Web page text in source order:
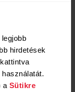
hirdetések
a Sütikre